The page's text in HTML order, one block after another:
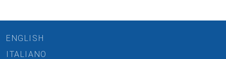
ENGLISH
ITALIANO